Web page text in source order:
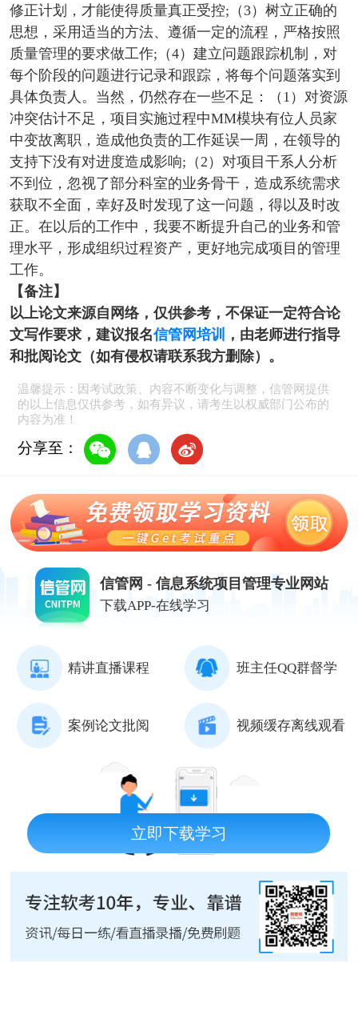
修正计划，才能使得质量真正受控;（3）树立正确的
思想，采用适当的方法、遵循一定的流程，严格按照
质量管理的要求做工作;（4）建立问题跟踪机制，对
每个阶段的问题进行记录和跟踪，将每个问题落实到
具体负责人。当然，仍然存在一些不足：（1）对资源
冲突估计不足，项目实施过程中MM模块有位人员家
中变故离职，造成他负责的工作延误一周，在领导的
支持下没有对进度造成影响;（2）对项目干系人分析
不到位，忽视了部分科室的业务骨干，造成系统需求
获取不全面，幸好及时发现了这一问题，得以及时改
正。在以后的工作中，我要不断提升自己的业务和管
理水平，形成组织过程资产，更好地完成项目的管理
工作。
【备注】
以上论文来源自网络，仅供参考，不保证一定符合论
文写作要求，建议报名信管网培训
，由老师进行指导
和批阅论文（如有侵权请联系我方删除）。
温馨提示：因考试政策、内容不断变化与调整，信管网提供
的以上信息仅供参考，如有异议，请考生以权威部门公布的
内容为准！
分享至：
信管网 - 信息系统项目管理专业网站
下载APP-在线学习
精讲直播课程 班主任QQ群督学
案例论文批阅 视频缓存离线观看
立即下载学习